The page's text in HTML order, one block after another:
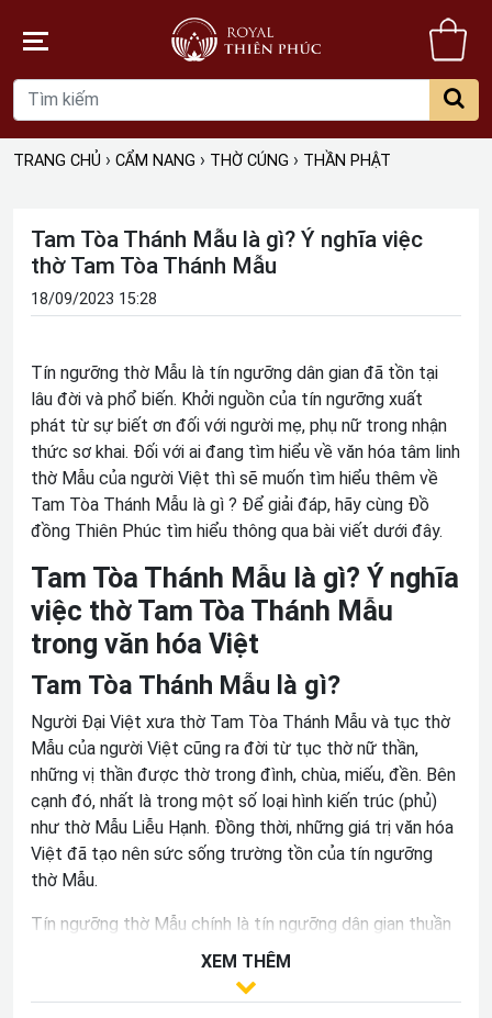
TRANG CHỦ › CẨM NANG › THỜ CÚNG › THẦN PHẬT
Tam Tòa Thánh Mẫu là gì? Ý nghĩa việc
thờ Tam Tòa Thánh Mẫu
18/09/2023 15:28
Tín ngưỡng thờ Mẫu là tín ngưỡng dân gian đã tồn tại
lâu đời và phổ biến. Khởi nguồn của tín ngưỡng xuất
phát từ sự biết ơn đối với người mẹ, phụ nữ trong nhận
thức sơ khai. Đối với ai đang tìm hiểu về văn hóa tâm linh
thờ Mẫu của người Việt thì sẽ muốn tìm hiểu thêm về
Tam Tòa Thánh Mẫu là gì ? Để giải đáp, hãy cùng Đồ
đồng Thiên Phúc tìm hiểu thông qua bài viết dưới đây.
Tam Tòa Thánh Mẫu là gì? Ý nghĩa
việc thờ Tam Tòa Thánh Mẫu
trong văn hóa Việt
Tam Tòa Thánh Mẫu là gì?
Người Đại Việt xưa thờ Tam Tòa Thánh Mẫu và tục thờ
Mẫu của người Việt cũng ra đời từ tục thờ nữ thần,
những vị thần được thờ trong đình, chùa, miếu, đền. Bên
cạnh đó, nhất là trong một số loại hình kiến trúc (phủ)
như thờ Mẫu Liễu Hạnh. Đồng thời, những giá trị văn hóa
Việt đã tạo nên sức sống trường tồn của tín ngưỡng
thờ Mẫu.
Tín ngưỡng thờ Mẫu chính là tín ngưỡng dân gian thuần
túy của Việt Nam. Hiện nay, tín ngưỡng thờ Mẫu vẫn
được thực hiện và đa dạng. Những giá trị chính của đạo
Mẫu là lòng hướng thiện, bởi người mẹ nào cũng muốn
XEM THÊM